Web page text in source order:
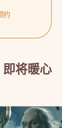
约
即将暖心